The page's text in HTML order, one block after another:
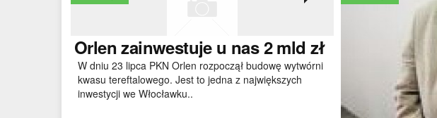
Orlen zainwestuje u nas 2 mld zł
W dniu 23 lipca PKN Orlen rozpoczął budowę wytwórni
kwasu tereftalowego. Jest to jedna z największych
inwestycji we Włocławku..